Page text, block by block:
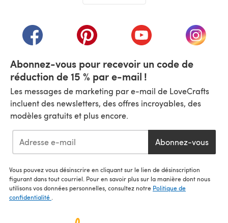
(s'ouvre dans un nouvel onglet)
(s'ouvre dans un nouvel onglet)
(s'ouvre dans un(s'ouvre
Abonnez-vous pour recevoir un code de
réduction de 15 % par e-mail !
Les messages de marketing par e-mail de LoveCrafts
incluent des newsletters, des offres incroyables, des
modèles gratuits et plus encore.
Abonnez-vous
Vous pouvez vous désinscrire en cliquant sur le lien de désinscription
figurant dans tout courriel. Pour en savoir plus sur la manière dont nous
utilisons vos données personnelles, consultez notre Politique de
confidentialité